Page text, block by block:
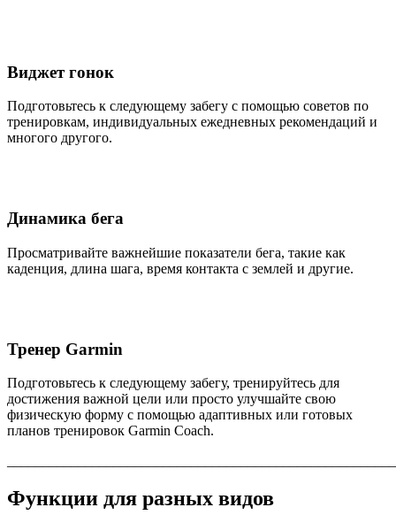
Виджет гонок
Подготовьтесь к следующему забегу с помощью советов по
тренировкам, индивидуальных ежедневных рекомендаций и
многого другого.
Динамика бега
Просматривайте важнейшие показатели бега, такие как
каденция, длина шага, время контакта с землей и другие.
Тренер Garmin
Подготовьтесь к следующему забегу, тренируйтесь для
достижения важной цели или просто улучшайте свою
физическую форму с помощью адаптивных или готовых
планов тренировок Garmin Coach.
Функции для разных видов